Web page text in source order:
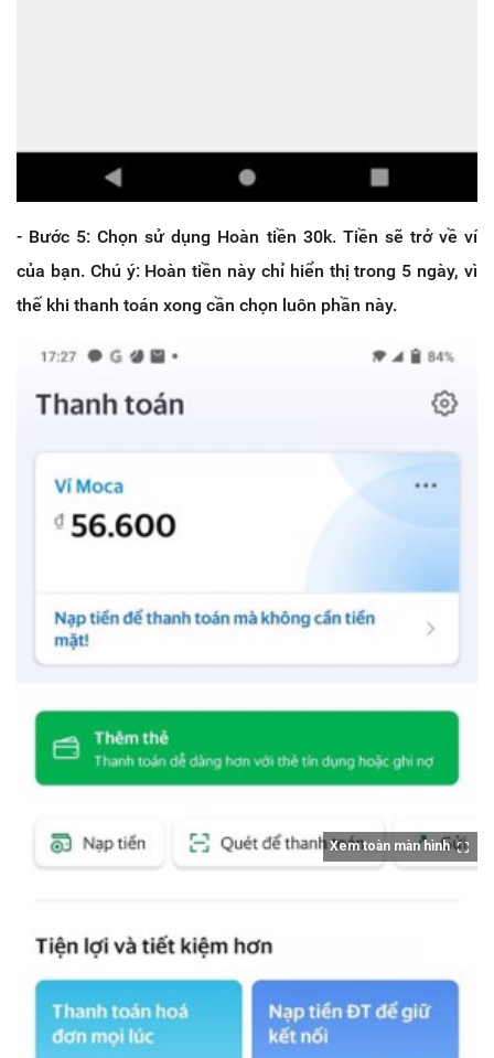
- Bước 5: Chọn sử dụng Hoàn tiền 30k. Tiền sẽ trở về ví
của bạn. Chú ý: Hoàn tiền này chỉ hiển thị trong 5 ngày, vì
thế khi thanh toán xong cần chọn luôn phần này.
Xem toàn màn hình